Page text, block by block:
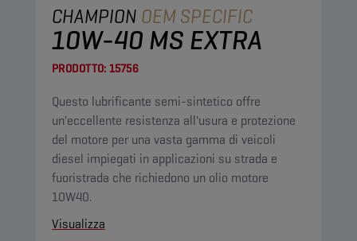
CHAMPION OEM SPECIFIC
10W-40 MS EXTRA
PRODOTTO: 15756
Questo lubrificante semi-sintetico offre
un'eccellente resistenza all'usura e protezione
del motore per una vasta gamma di veicoli
diesel impiegati in applicazioni su strada e
fuoristrada che richiedono un olio motore
10W40.
Visualizza